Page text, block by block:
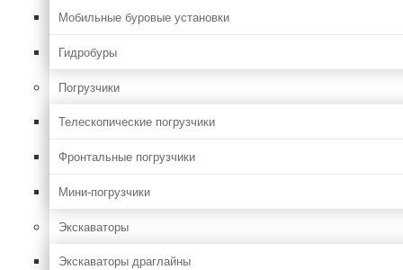
Мобильные буровые установки
Гидробуры
Погрузчики
Телескопические погрузчики
Фронтальные погрузчики
Мини-погрузчики
Экскаваторы
Экскаваторы драглайны